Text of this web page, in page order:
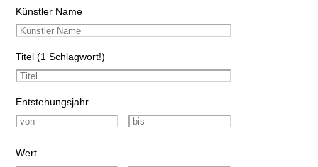
Künstler Name
Titel (1 Schlagwort!)
Entstehungsjahr
Wert